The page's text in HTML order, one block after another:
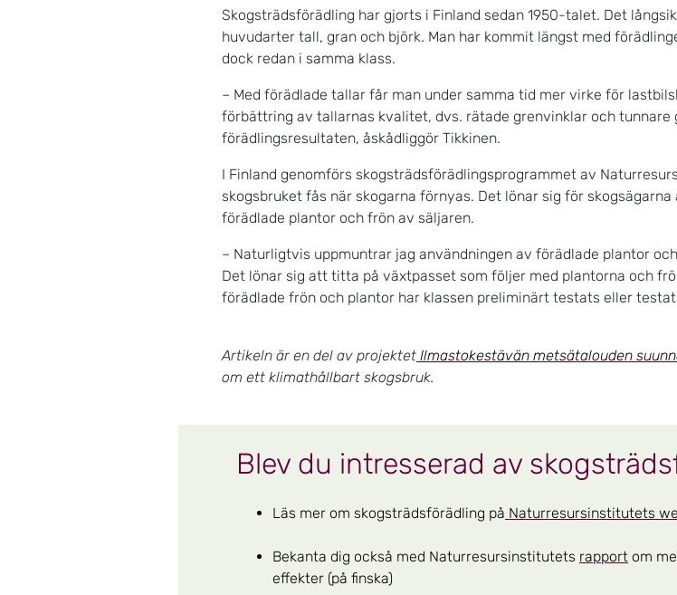
Skogsträdsförädling har gjorts i Finland sedan 1950-talet. Det
huvudarter tall, gran och björk. Man har kommit längst med
dock redan i samma klass.
– Med förädlade tallar får man under samma tid mer virke för
förbättring av tallarnas kvalitet, dvs. rätade grenvinklar och tunnare
förädlingsresultaten, åskådliggör Tikkinen.
I Finland genomförs skogsträdsförädlingsprogrammet av
skogsbruket fås när skogarna förnyas. Det lönar sig för
förädlade plantor och frön av säljaren.
– Naturligtvis uppmuntrar jag användningen av förädlade plantor
Det lönar sig att titta på växtpasset som följer med plantorna och
förädlade frön och plantor har klassen preliminärt testats eller
Artikeln är en del av projektet Ilmastokestävän metsätalouden
om ett klimathållbart skogsbruk.
Blev du intresserad av
Läs mer om skogsträdsförädling på Naturresursinstitutets
Bekanta dig också med Naturresursinstitutets rapport om
effekter (på finska)